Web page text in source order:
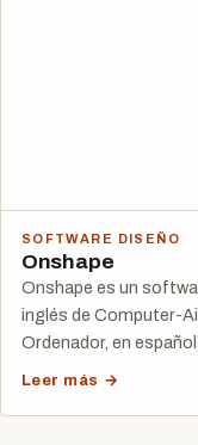
SOFTWARE DISEÑO
Onshape
Onshape es un
inglés de Computer-
Ordenador, en
Leer más →